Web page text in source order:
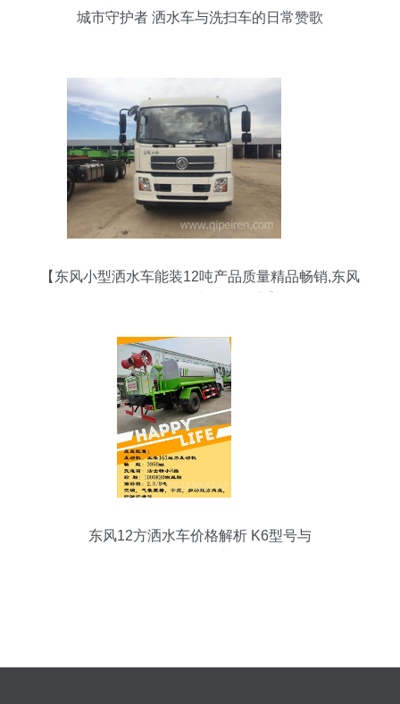
城市守护者 洒水车与洗扫车的日常赞歌
【东风小型洒水车能装12吨产品质量精品畅销,东风
东风12方洒水车价格解析 K6型号与